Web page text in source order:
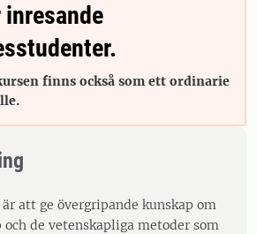
finns också som ett ordinarie
att ge övergripande kunskap om
de vetenskapliga metoder som